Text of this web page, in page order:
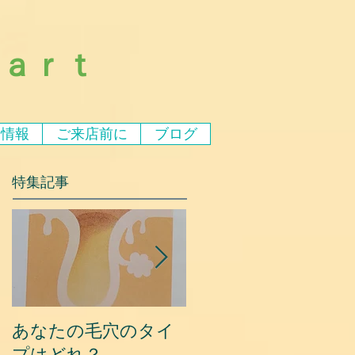
ｒｔ
報 ご来店前に ブログ
特集記事
あなたの毛穴のタイ